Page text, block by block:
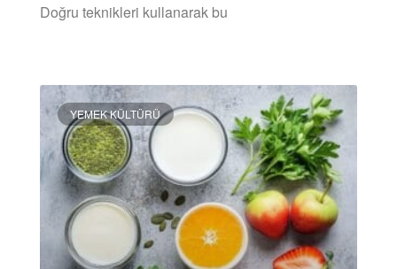
Doğru teknikleri kullanarak bu
YEMEK KÜLTÜRÜ